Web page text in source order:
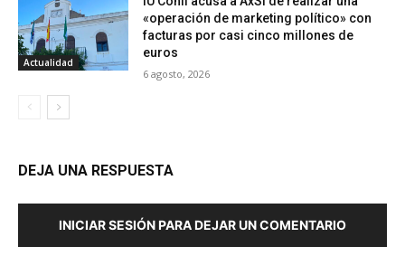
Actualidad
«operación de marketing político» con
facturas por casi cinco millones de
euros
6 agosto, 2026
DEJA UNA RESPUESTA
INICIAR SESIÓN PARA DEJAR UN COMENTARIO